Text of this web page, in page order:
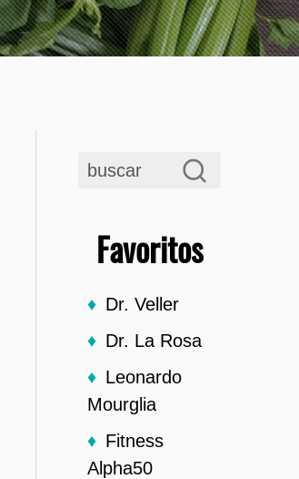
Favoritos
Dr. Veller
Dr. La Rosa
Leonardo
Mourglia
Fitness
Alpha50